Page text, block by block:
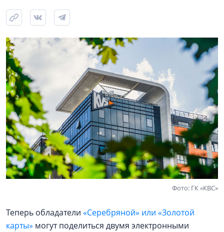
Фото: ГК «КВС»
Теперь обладатели «Серебряной» или «Золотой
карты» могут поделиться двумя электронными